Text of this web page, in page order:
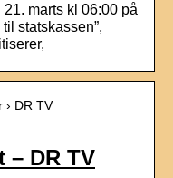
marts kl 06:00 på
statskassen”,
› DR TV
DR TV